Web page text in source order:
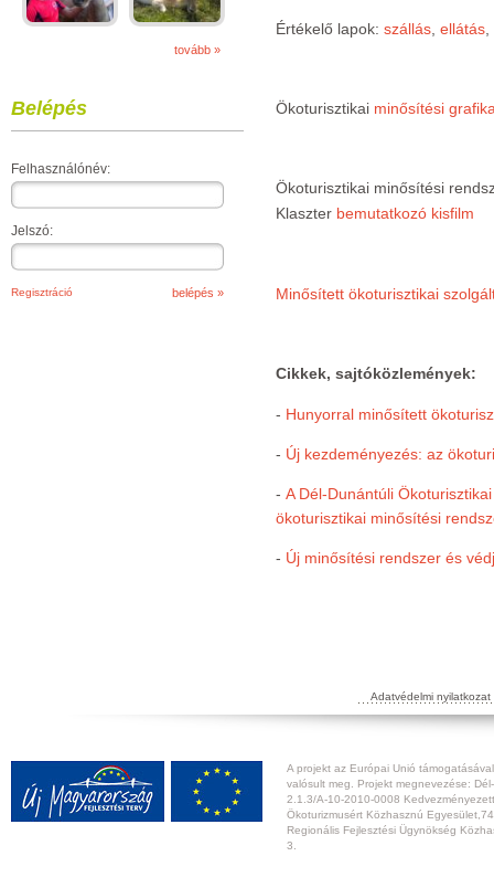
tovább »
Belépés
Felhasználónév:
Jelszó:
Regisztráció
Értékelő lapok: szállás ellátás
Ökoturisztikai minősítési
Ökoturisztikai minősítési
Klaszter bemutatkozó kisfilm
Minősített ökoturisztikai
Cikkek, sajtóközlemények:
- Hunyorral minősített
- Új kezdeményezés: az
- A Dél-Dunántúli
ökoturisztikai minősítési
- Új minősítési rendszer és
Adatvédelmi nyilatkozat
A projekt az Európai Unió
valósult meg. Projekt megnevezése:
2.1.3/A-10-2010-0008
Ökoturizmusért Közhasznú
Regionális Fejlesztési Ügynökség
3.